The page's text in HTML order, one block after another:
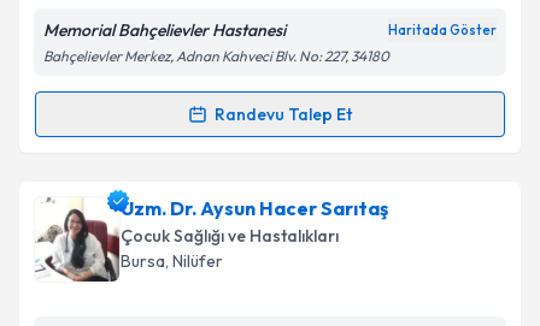
Kişisel verilerimin işlenmesine ilişkin
Aydınlatma
Metni'ni okudum ve kişisel verilerimin belirtilen
kapsamda işlenmesini kabul ediyorum.
Memorial Bahçelievler Hastanesi Haritada Göster
Bahçelievler Merkez, Adnan Kahveci Blv. No: 227, 34180
Randevu Talep Et
Randevu Takvimi Talebi
Dr. Öğr. Üyesi Furkan Timuriçin randevu takvimi
talebi oluşturun. Size bu uzmandan randevu almanız
için bir takvim hazırlandığında e-posta ile
bilgilendireceğiz.
Uzm. Dr. Aysun Hacer Sarıtaş
Çocuk Sağlığı ve Hastalıkları
Bursa, Nilüfer